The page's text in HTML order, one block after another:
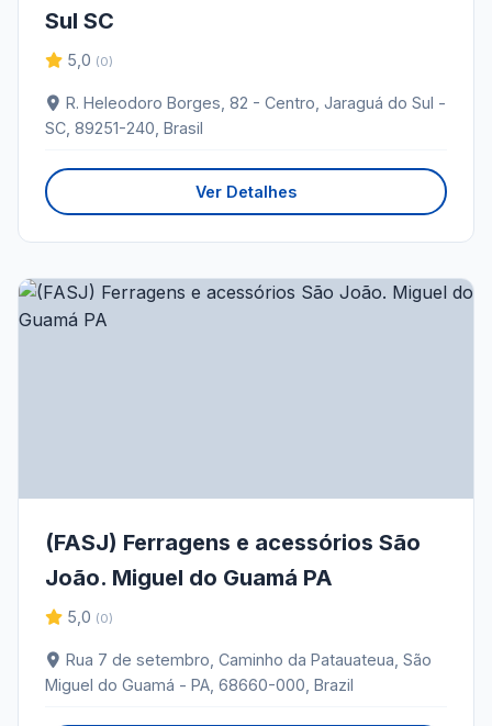
Sul SC
5,0 (0)
R. Heleodoro Borges, 82 - Centro, Jaraguá do Sul -
SC, 89251-240, Brasil
Ver Detalhes
(FASJ) Ferragens e acessórios São
João. Miguel do Guamá PA
5,0 (0)
Rua 7 de setembro, Caminho da Patauateua, São
Miguel do Guamá - PA, 68660-000, Brazil